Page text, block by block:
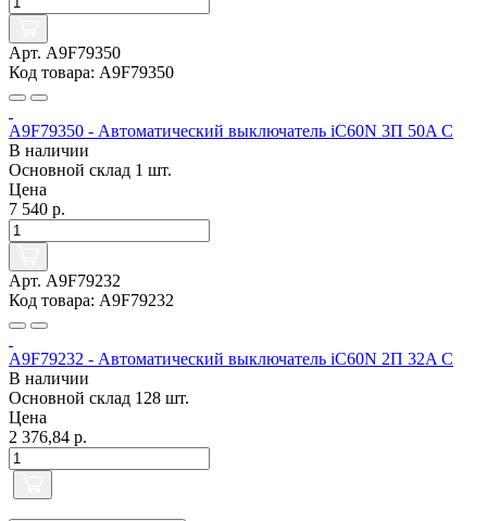
Арт. A9F79350
Код товара: A9F79350
A9F79350 - Автоматический выключатель iC60N 3П 50A C
В наличии
Основной склад 1 шт.
Цена
7 540 р.
Арт. A9F79232
Код товара: A9F79232
A9F79232 - Автоматический выключатель iC60N 2П 32A C
В наличии
Основной склад 128 шт.
Цена
2 376,84 р.